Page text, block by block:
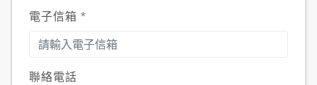
電子信箱 *
聯絡電話